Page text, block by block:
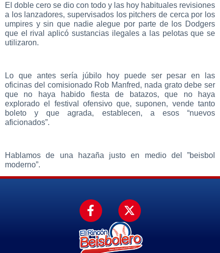
El doble cero se dio con todo y las hoy habituales revisiones
a los lanzadores, supervisados los pitchers de cerca por los
umpires y sin que nadie alegue por parte de los Dodgers
que el rival aplicó sustancias ilegales a las pelotas que se
utilizaron.
Lo que antes sería júbilo hoy puede ser pesar en las
oficinas del comisionado Rob Manfred, nada grato debe ser
que no haya habido fiesta de batazos, que no haya
explorado el festival ofensivo que, suponen, vende tanto
boleto y que agrada, establecen, a esos “nuevos
aficionados”.
Hablamos de una hazaña justo en medio del ”beisbol
moderno”.